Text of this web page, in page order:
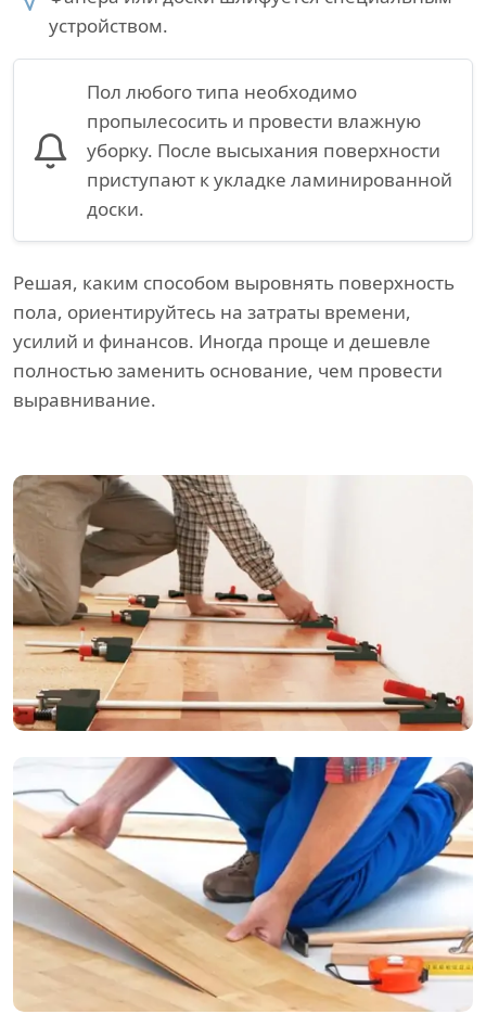
устройством.
Пол любого типа необходимо
пропылесосить и провести влажную
уборку. После высыхания поверхности
приступают к укладке ламинированной
доски.
Решая, каким способом выровнять поверхность
пола, ориентируйтесь на затраты времени,
усилий и финансов. Иногда проще и дешевле
полностью заменить основание, чем провести
выравнивание.